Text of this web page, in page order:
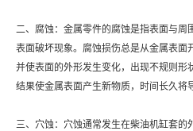
二、腐蚀：金属零件的腐蚀是指表面与
表面破坏现象。腐蚀损伤总是从金属表面
并使表面的外形发生变化，出现不规则形
结果使金属表面产生新物质，时间长久将
三、穴蚀：穴蚀通常发生在柴油机缸套